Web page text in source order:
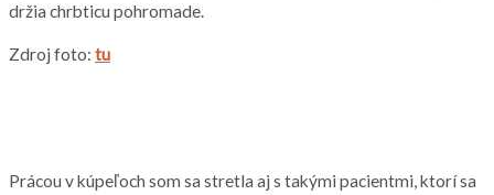
držia chrbticu pohromade.
Zdroj foto: tu
Prácou v kúpeľoch som sa stretla aj s takými pacientmi, ktorí sa